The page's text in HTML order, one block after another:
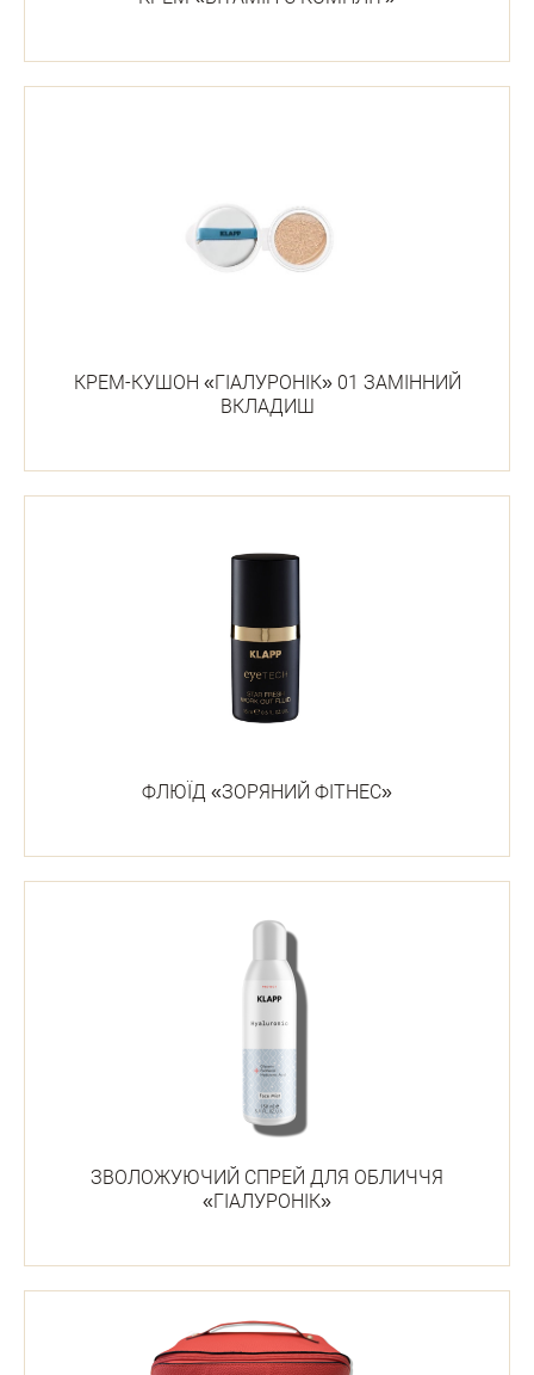
КРЕМ-КУШОН «ГІАЛУРОНІК» 01 ЗАМІННИЙ
ВКЛАДИШ
ФЛЮЇД «ЗОРЯНИЙ ФІТНЕС»
ЗВОЛОЖУЮЧИЙ СПРЕЙ ДЛЯ ОБЛИЧЧЯ
«ГІАЛУРОНІК»